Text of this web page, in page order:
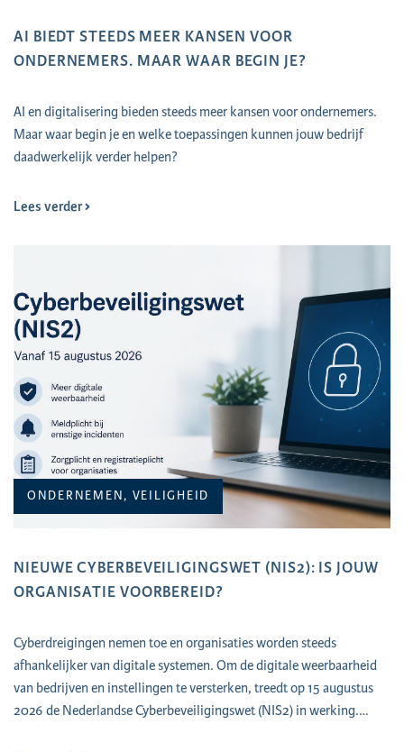
AI BIEDT STEEDS MEER KANSEN VOOR
ONDERNEMERS. MAAR WAAR BEGIN JE?
AI en digitalisering bieden steeds meer kansen voor ondernemers.
Maar waar begin je en welke toepassingen kunnen jouw bedrijf
daadwerkelijk verder helpen?
Lees verder
ONDERNEMEN, VEILIGHEID
NIEUWE CYBERBEVEILIGINGSWET (NIS2): IS JOUW
ORGANISATIE VOORBEREID?
Cyberdreigingen nemen toe en organisaties worden steeds
afhankelijker van digitale systemen. Om de digitale weerbaarheid
van bedrijven en instellingen te versterken, treedt op 15 augustus
2026 de Nederlandse Cyberbeveiligingswet (NIS2) in werking.…